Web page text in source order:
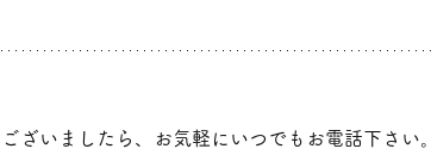
ざいましたら、お気軽にいつでもお電話下さい。